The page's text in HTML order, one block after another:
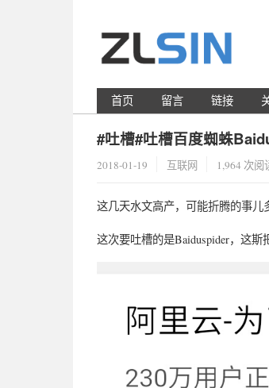
首页 留言 链接
#吐槽#吐槽百度蜘蛛
2018-01-19 互联网 1,964 次阅
这几天水文高产，可能折腾的事儿
这次要吐槽的是Baiduspider，这斯